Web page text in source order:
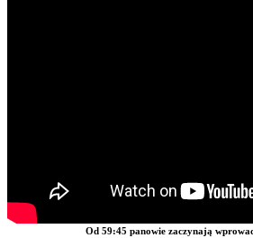
Od 59:45 panowie zaczynają